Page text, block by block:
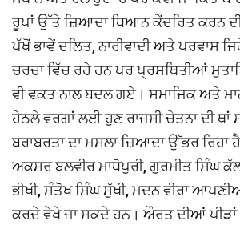
ਰੂਪਾਂ ਉੱਤੇ ਜ਼ਿਆਦਾ ਧਿਆਨ ਕੇਂਦਰਿਤ ਕਰਨ
ਪੱਖੋਂ ਭਾਵੇਂ ਦਲਿਤ, ਨਾਰੀਵਾਦੀ ਅਤੇ ਪਰਵਾਸ
ਚਰਚਾ ਵਿੱਚ ਰਹੇ ਹਨ ਪਰ ਪ੍ਰਸਥਿਤੀਆਂ
ਵੀ ਵਕਤ ਨਾਲ ਬਦਲ ਗਏ। ਸਮਾਜਿਕ ਅਤੇ
ਹੇਠਲੇ ਵਰਗਾਂ ਲਈ ਹੁਣ ਰਾਜਸੀ ਚੇਤਨਾ ਦੀ
ਬਰਾਬਰਤਾ ਦਾ ਮਸਲਾ ਜ਼ਿਆਦਾ ਉੱਭਰ ਰਿਹਾ
ਅਕਸਰ ਬਲਵੀਰ ਮਾਧੋਪੁਰੀ, ਗੁਰਮੀਤ ਸਿੰਘ
ਭੀਖੀ, ਸੰਤੋਖ ਸਿੰਘ ਸੁੱਖੀ, ਮਦਨ ਵੀਰਾ
ਕਰਦੇ ਵੇਖੇ ਜਾ ਸਕਦੇ ਹਨ। ਔਰਤ ਦੀਆਂ ਪੀੜਾਂ